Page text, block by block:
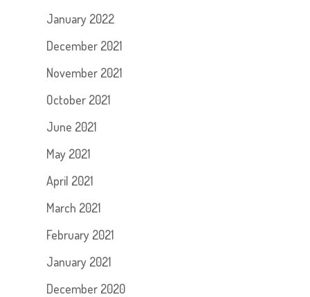
January 2022
December 2021
November 2021
October 2021
June 2021
May 2021
April 2021
March 2021
February 2021
January 2021
December 2020